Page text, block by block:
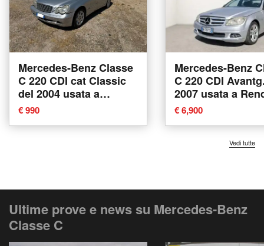
Mercedes-Benz Classe
C 220 CDI cat Classic
del 2004 usata a
Palermo
€ 990
Mercedes-Benz
C 220 CDI
2007 usata a
€ 6,900
Vedi tutte
Ultime prove e news su Mercedes-Benz
Classe C